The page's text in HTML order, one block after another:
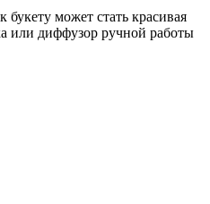
может стать красивая
или диффузор ручной работы